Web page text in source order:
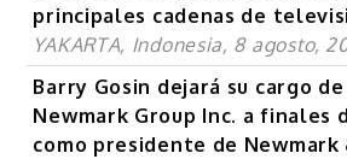
principales cadenas de
YAKARTA, Indonesia, 8 agosto,
Barry Gosin dejará su cargo de
Newmark Group Inc. a finales
como presidente de Newmark